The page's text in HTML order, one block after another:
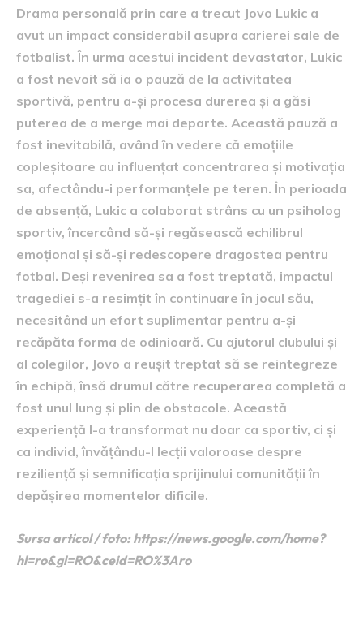
Drama personală prin care a trecut Jovo Lukic a
avut un impact considerabil asupra carierei sale de
fotbalist. În urma acestui incident devastator, Lukic
a fost nevoit să ia o pauză de la activitatea
sportivă, pentru a-și procesa durerea și a găsi
puterea de a merge mai departe. Această pauză a
fost inevitabilă, având în vedere că emoțiile
copleșitoare au influențat concentrarea și motivația
sa, afectându-i performanțele pe teren. În perioada
de absență, Lukic a colaborat strâns cu un psiholog
sportiv, încercând să-și regăsească echilibrul
emoțional și să-și redescopere dragostea pentru
fotbal. Deși revenirea sa a fost treptată, impactul
tragediei s-a resimțit în continuare în jocul său,
necesitând un efort suplimentar pentru a-și
recăpăta forma de odinioară. Cu ajutorul clubului și
al colegilor, Jovo a reușit treptat să se reintegreze
în echipă, însă drumul către recuperarea completă a
fost unul lung și plin de obstacole. Această
experiență l-a transformat nu doar ca sportiv, ci și
ca individ, învățându-l lecții valoroase despre
reziliență și semnificația sprijinului comunității în
depășirea momentelor dificile.
Sursa articol / foto: https://news.google.com/home?
hl=ro&gl=RO&ceid=RO%3Aro